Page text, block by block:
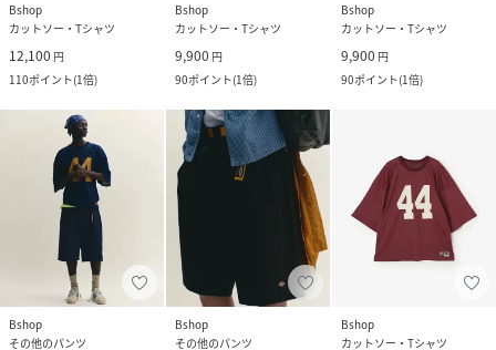
Bshop
カットソー・Tシャツ
12,100 円
110ポイント(1倍)
Bshop
カットソー・Tシャツ
9,900 円
90ポイント(1倍)
Bshop
カットソー・Tシャツ
9,900 円
90ポイント(1倍)
Bshop
その他のパンツ
Bshop
その他のパンツ
Bshop
カットソー・Tシャツ